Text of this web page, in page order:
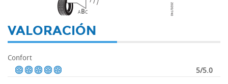
ABC
VALORACIÓN
Confort
5/5.0